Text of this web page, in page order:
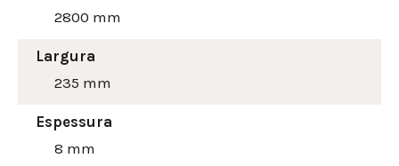
2800 mm
Largura
235 mm
Espessura
8 mm